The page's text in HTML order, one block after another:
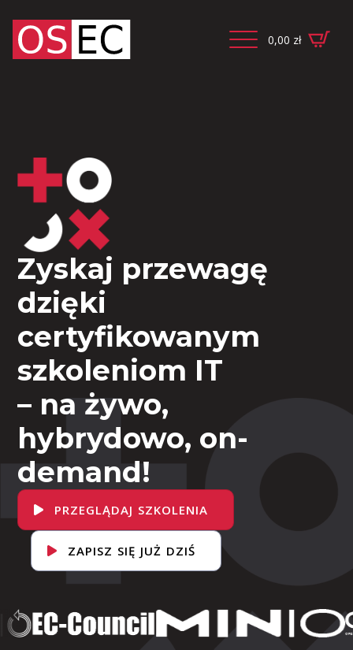
0,00 zł
Zyskaj przewagę
dzięki
certyfikowanym
szkoleniom IT
– na żywo,
hybrydowo, on-
demand!
PRZEGLĄDAJ SZKOLENIA
ZAPISZ SIĘ JUŻ DZIŚ